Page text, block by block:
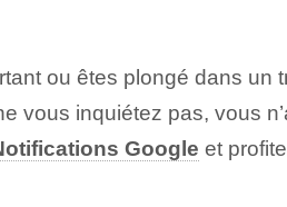
ou êtes plongé dans un
vous inquiétez pas, vous
Google et